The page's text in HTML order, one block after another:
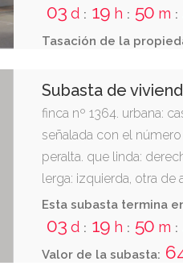
03 d : 19 h : 50 m :
Tasación de la
Subasta de
finca nº 1364. urbana:
señalada con el
peralta. que linda:
lerga: izquierda, otra de
otra de cirila irigaray.
halla asentada sobre
metros cuadrados.
propiedad de tafalla al
Esta subasta termina
03 d : 19 h : 50 m :
Valor de la subasta: